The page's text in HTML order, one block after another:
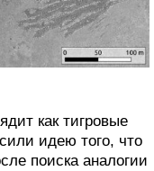
как тигровые
идею того, что
поиска аналогии